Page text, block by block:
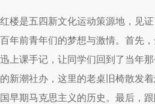
楼是五四新文化运动策源地，见
年前青年们的梦想与激情。首先
上课手记，让同学们回到了当年
新潮社办，这里的老桌旧椅散发
早期马克思主义的历史。最后，